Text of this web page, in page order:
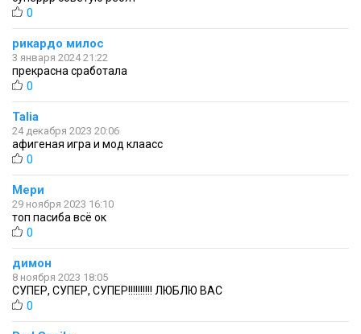
0
рикардо милос
3 января 2024 21:22
прекрасна сработала
0
Talia
24 декабря 2023 20:06
афигеная игра и мод клаасс
0
Мери
29 ноября 2023 16:10
топ пасиба всё ок
0
димон
8 ноября 2023 18:05
СУПЕР, СУПЕР, СУПЕР!!!!!!!!!! ЛЮБЛЮ ВАС
0